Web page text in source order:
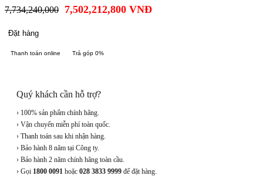
7,734,240,000 7,502,212,800 VNĐ
Đặt hàng
Thanh toán online Trả góp 0%
Quý khách cần hỗ trợ?
› 100% sản phẩm chính hãng.
› Vận chuyển miễn phí toàn quốc.
› Thanh toán sau khi nhận hàng.
› Bảo hành 8 năm tại Công ty.
› Bảo hành 2 năm chính hãng toàn cầu.
› Gọi 1800 0091 hoặc 028 3833 9999 để đặt hàng.